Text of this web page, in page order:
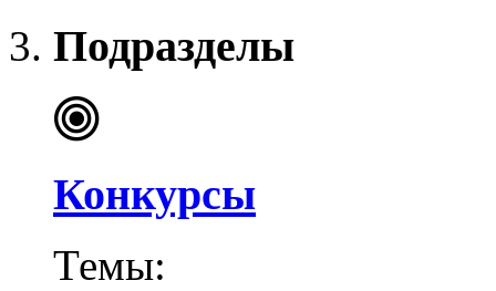
Подразделы
Конкурсы
Темы: